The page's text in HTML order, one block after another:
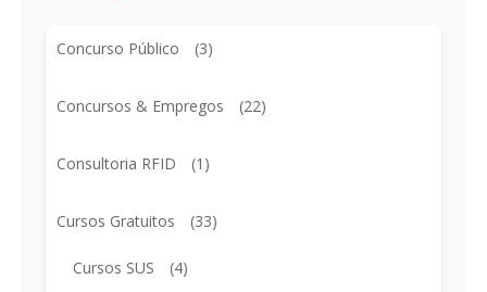
Concurso Público (3)
Concursos & Empregos (22)
Consultoria RFID (1)
Cursos Gratuitos (33)
Cursos SUS (4)